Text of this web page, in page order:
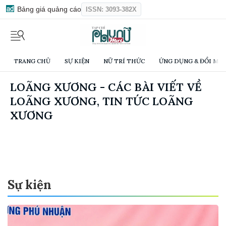
Bảng giá quảng cáo ISSN: 3093-382X
TRANG CHỦ SỰ KIỆN NỮ TRÍ THỨC ỨNG DỤNG & ĐỔI
LOÃNG XƯƠNG - CÁC BÀI VIẾT VỀ
LOÃNG XƯƠNG, TIN TỨC LOÃNG
XƯƠNG
Sự kiện